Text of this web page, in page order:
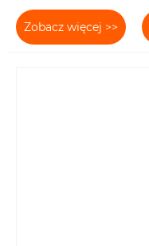
Zobacz więcej >>